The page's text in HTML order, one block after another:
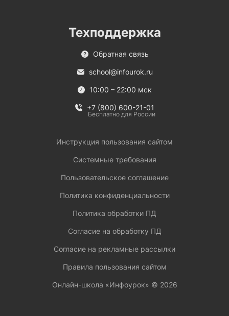
Техподдержка
Обратная связь
school@infourok.ru
10:00 – 22:00 мск
+7 (800) 600-21-01
Бесплатно для России
Инструкция пользования сайтом
Системные требования
Пользовательское соглашение
Политика конфиденциальности
Политика обработки ПД
Согласие на обработку ПД
Согласие на рекламные рассылки
Правила пользования сайтом
Онлайн-школа «Инфоурок» © 2026